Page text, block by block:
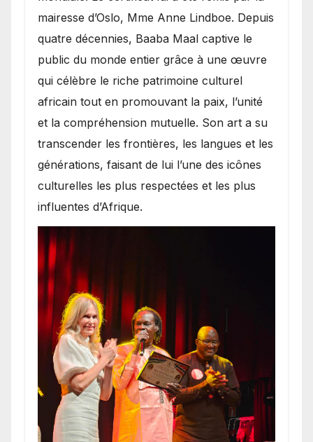
mairesse d’Oslo, Mme Anne Lindboe. Depuis
quatre décennies, Baaba Maal captive le
public du monde entier grâce à une œuvre
qui célèbre le riche patrimoine culturel
africain tout en promouvant la paix, l’unité
et la compréhension mutuelle. Son art a su
transcender les frontières, les langues et les
générations, faisant de lui l’une des icônes
culturelles les plus respectées et les plus
influentes d’Afrique.